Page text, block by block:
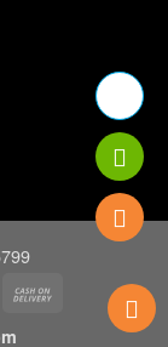
MasterCard